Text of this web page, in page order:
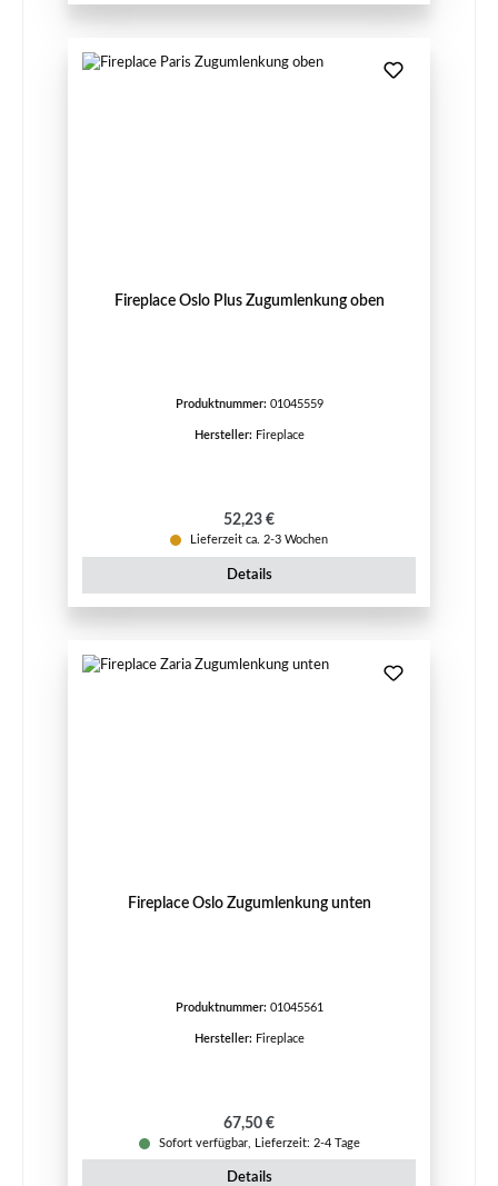
Fireplace Oslo Plus Zugumlenkung oben
Produktnummer: 01045559
Hersteller: Fireplace
Regulärer Preis:
52,23 €
Lieferzeit ca. 2-3 Wochen
Details
Fireplace Oslo Zugumlenkung unten
Produktnummer: 01045561
Hersteller: Fireplace
Regulärer Preis:
67,50 €
Sofort verfügbar, Lieferzeit: 2-4 Tage
Details